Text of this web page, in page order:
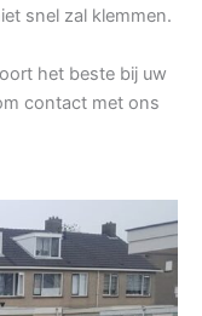
snel zal klemmen.
het beste bij uw
contact met ons